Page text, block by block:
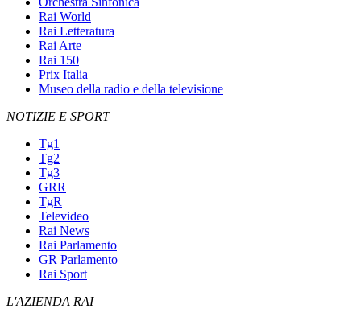
Rai World
Rai Letteratura
Rai Arte
Rai 150
Prix Italia
Museo della radio e della televisione
NOTIZIE E SPORT
Tg1
Tg2
Tg3
GRR
TgR
Televideo
Rai News
Rai Parlamento
GR Parlamento
Rai Sport
L'AZIENDA RAI